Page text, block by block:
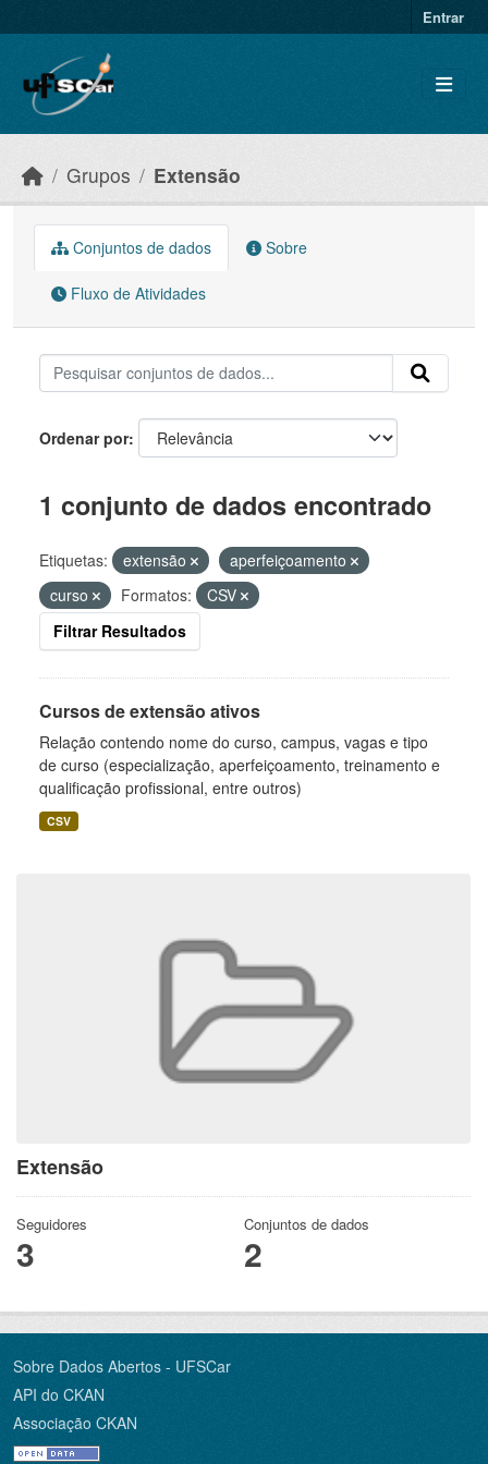
Entrar
Grupos Extensão
Extensão
Seguidores
3
Conjuntos de dados
2
Conjuntos de dados Sobre
Fluxo de Atividades
Ordenar por
1 conjunto de dados encontrado
Etiquetas: extensão
aperfeiçoamento
curso
Formatos:
CSV
Filtrar Resultados
Cursos de extensão ativos
Relação contendo nome do curso, campus, vagas e tipo
de curso (especialização, aperfeiçoamento, treinamento e
qualificação profissional, entre outros)
CSV
Sobre Dados Abertos - UFSCar
API do CKAN
Associação CKAN